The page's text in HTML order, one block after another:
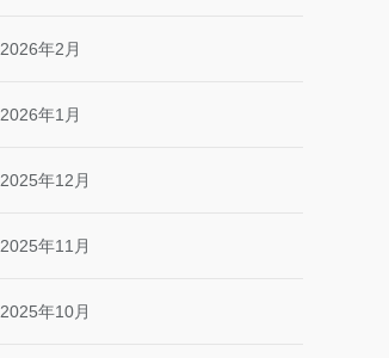
2026年2月
2026年1月
2025年12月
2025年11月
2025年10月